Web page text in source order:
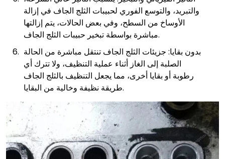
والتبريد، والتوسع الفوري لحبيبات الثلج الجاف في إزالة
الأوساخ من السطح، وفي بعض الحالات، يتم إزالتها
مباشرة بواسطة تبخير حبيبات الثلج الجاف.
بدون بقايا: جزيئات الثلج الجاف تنتقل مباشرة من الحالة
الصلبة إلى الغاز أثناء عملية التنظيف، ولا تترك أي
رطوبة أو بقايا أخرى، مما يجعل التنظيف بالثلج الجاف
طريقة نظيفة وخالية من البقايا.